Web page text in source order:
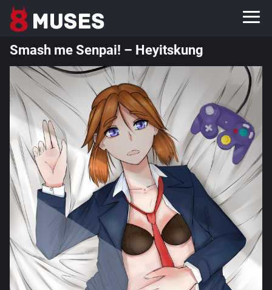
Smash me Senpai! – Heyitskung